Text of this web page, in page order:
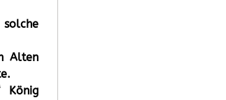
Alten
König